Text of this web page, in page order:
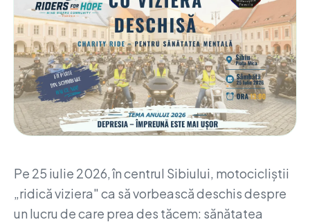
Pe 25 iulie 2026, în centrul Sibiului, motocicliștii
„ridică viziera" ca să vorbească deschis despre
un lucru de care prea des tăcem: sănătatea